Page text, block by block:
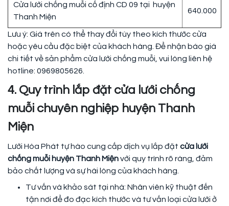
Cửa lưới chống muỗi cố định CD 09 tại huyện
Thanh Miện
640.000
Lưu ý: Giá trên có thể thay đổi tùy theo kích thước cửa
hoặc yêu cầu đặc biệt của khách hàng. Để nhận báo giá
chi tiết về sản phẩm cửa lưới chống muỗi, vui lòng liên hệ
hotline: 0969805626.
4. Quy trình lắp đặt cửa lưới chống
muỗi chuyên nghiệp huyện Thanh
Miện
Lưới Hòa Phát tự hào cung cấp dịch vụ lắp đặt cửa lưới
chống muỗi huyện Thanh Miệnvới quy trình rõ ràng, đảm
bảo chất lượng và sự hài lòng của khách hàng.
Tư vấn và khảo sát tại nhà: Nhân viên kỹ thuật đến
tận nơi để đo đạc kích thước và tư vấn loại cửa lưới ở